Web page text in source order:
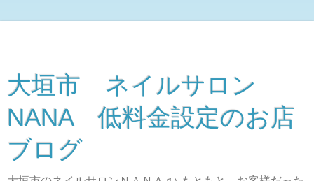
大垣市 ネイルサロン
NANA 低料金設定のお店
ブログ